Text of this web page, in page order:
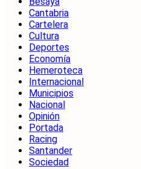
Cantabria
Cartelera
Cultura
Deportes
Economía
Hemeroteca
Internacional
Municipios
Nacional
Opinión
Portada
Racing
Santander
Sociedad